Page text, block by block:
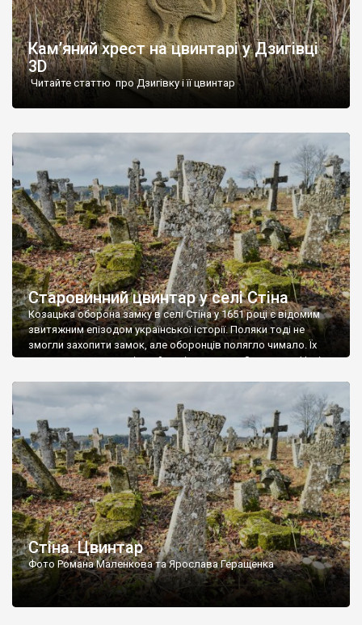
Кам’яний хрест на цвинтарі у Дзигівці
3D
Читайте статтю про Дзигівку і її цвинтар
Старовинний цвинтар у селі Стіна
Козацька оборона замку в селі Стіна у 1651 році є відомим
звитяжним епізодом української історії. Поляки тоді не
змогли захопити замок, але оборонців полягло чимало. Їх
поховали на цвинтарі, який тоді називався Замковим. Нині на
ньому чимало хрестів 19 століття, є такі, де епітафії стер […]
Стіна. Цвинтар
Фото Романа Маленкова та Ярослава Геращенка